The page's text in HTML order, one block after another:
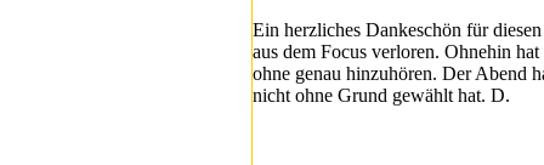
Ein herzliches Dankeschön für
aus dem Focus verloren. Ohnehin
ohne genau hinzuhören. Der Abend
nicht ohne Grund gewählt hat. D.